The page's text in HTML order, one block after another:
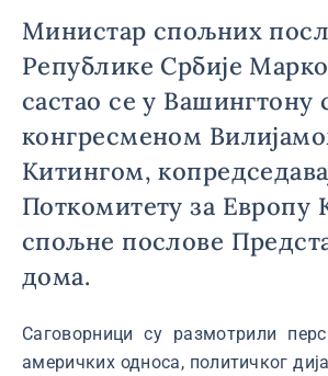
Министар спољних
Републике Србије
састао се у Вашингтону
конгресменом
Китингом,
Поткомитету за Европу
спољне послове
дома.
Саговорници су размотрили
америчких односа, политичког